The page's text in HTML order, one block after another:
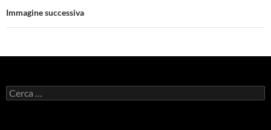
Immagine successiva
Ricerca
per: